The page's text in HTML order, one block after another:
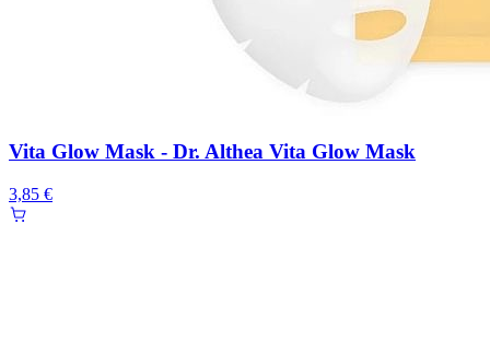
Vita Glow Mask - Dr. Althea Vita Glow Mask
3,85 €